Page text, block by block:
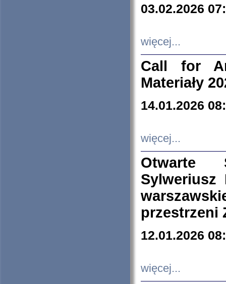
03.02.2026
więcej...
Call for
Materiały
14.01.2026
więcej...
Otwarte
Sylweriusz
przestrzeni
12.01.2026
więcej...